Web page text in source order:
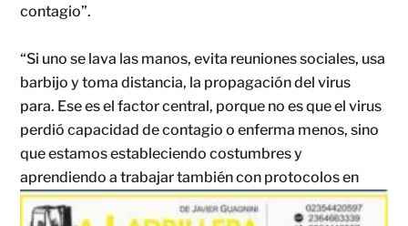
contagio”.
“Si uno se lava las manos, evita reuniones sociales, usa
barbijo y toma distancia, la propagación del virus
para. Ese es el factor central, porque no es que el virus
perdió capacidad de contagio o enferma menos, sino
que estamos estableciendo costumbres y
aprendiendo a trabajar también con protocolos en